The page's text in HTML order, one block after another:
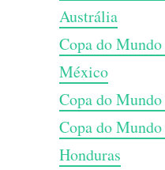
Austrália
Copa do
México
Copa do
Copa do
Honduras